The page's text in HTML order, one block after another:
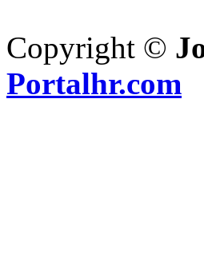
Copyright ©
Portalhr.com